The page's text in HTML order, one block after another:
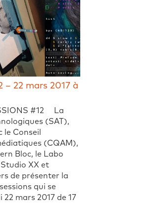
– 22 mars 2017 à
#12 La
(SAT),
Conseil
(CQAM),
Bloc, le Labo
Studio XX et
de présenter la
qui se
mars 2017 de 17